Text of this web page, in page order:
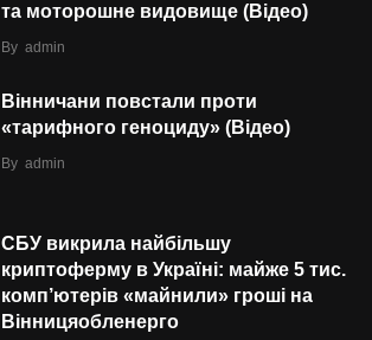
та моторошне видовище (Відео)
By admin
Вінничани повстали проти
«тарифного геноциду» (Відео)
By admin
СБУ викрила найбільшу
криптоферму в Україні: майже 5 тис.
комп’ютерів «майнили» гроші на
Вінницяобленерго